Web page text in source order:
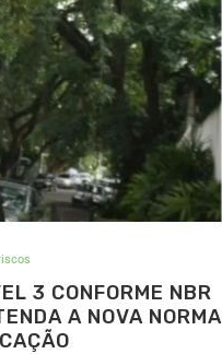
3 CONFORME NBR
A NOVA NORMA